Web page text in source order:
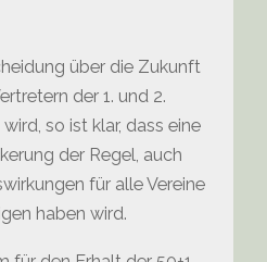
über die Zukunft
der 1. und 2.
so ist klar, dass eine
der Regel, auch
für alle Vereine
haben wird.